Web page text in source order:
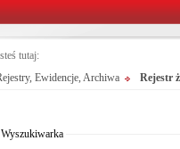
tutaj:
Ewidencje, Archiwa
Rejestr
Wyszukiwarka